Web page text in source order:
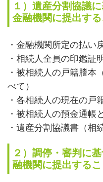
１）遺産分割協議
金融機関に提出する
・金融機関所定の払い
・相続人全員の印鑑証
・被相続人の戸籍謄本
べて）
・各相続人の現在の戸
・被相続人の預金通帳
・遺産分割協議書（相
２）調停・審判に
融機関に提出するこ